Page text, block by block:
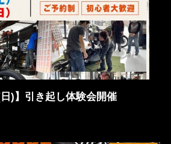
日)】引き起し体験会開催